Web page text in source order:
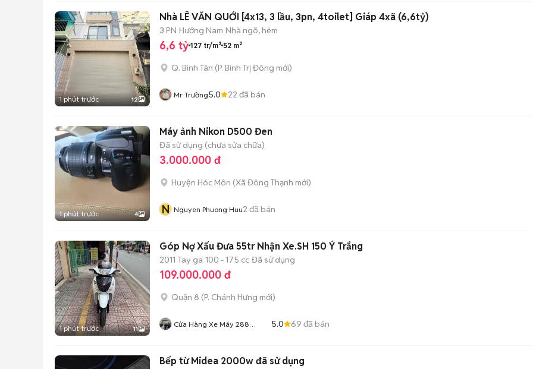
1 phút trước 12
Nhà LÊ VĂN QUỚI [4x13, 3 lầu, 3pn, 4toilet] Giáp 4xã (6,6tỷ)
3 PN Hướng Nam Nhà ngõ, hẻm
6,6 tỷ 127 tr/m² 52 m²
Q. Bình Tân (P. Bình Trị Đông mới)
Mr Trường5.0 22 đã bán
1 phút trước 4
Máy ảnh Nikon D500 Đen
Đã sử dụng (chưa sửa chữa)
3.000.000 đ
Huyện Hóc Môn (Xã Đông Thạnh mới)
N Nguyen Phuong Huu2 đã bán
1 phút trước 11
Góp Nợ Xấu Đưa 55tr Nhận Xe.SH 150 Ý Trắng
2011 Tay ga 100 - 175 cc Đã sử dụng
109.000.000 đ
Quận 8 (P. Chánh Hưng mới)
Cửa Hàng Xe Máy 288
5.0 69 đã bán
Bếp từ Midea 2000w đã sử dụng